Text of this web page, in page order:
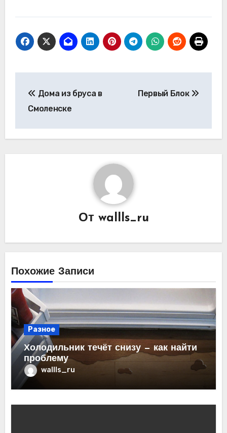
по
Дома из бруса в
Смоленске
Первый Блок
От wallls_ru
Похожие Записи
Разное
Холодильник течёт снизу — как найти
проблему
wallls_ru